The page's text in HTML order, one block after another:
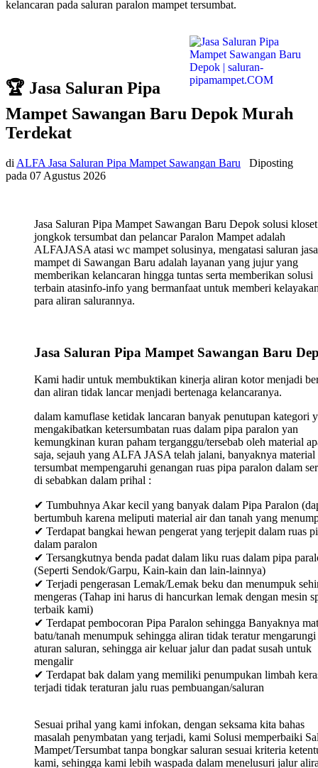
kelancaran pada saluran paralon mampet tersumbat.
🏆 Jasa Saluran Pipa
Mampet Sawangan Baru Depok Murah
Terdekat
di ALFA Jasa Saluran Pipa Mampet Sawangan Baru
Diposting
pada 07 Agustus 2026
Jasa Saluran Pipa Mampet Sawangan Baru Depok solusi kloset
jongkok tersumbat dan pelancar Paralon Mampet adalah
ALFAJASA atasi wc mampet solusinya, mengatasi saluran jasa
mampet di Sawangan Baru adalah layanan yang jujur yang
memberikan kelancaran hingga tuntas serta memberikan solusi
terbain atasinfo-info yang bermanfaat untuk memberi
para aliran salurannya.
Jasa Saluran Pipa Mampet Sawangan Baru
Kami hadir untuk membuktikan kinerja aliran kotor menjadi
dan aliran tidak lancar menjadi bertenaga kelancaranya.
dalam kamuflase ketidak lancaran banyak penutupan kategori
mengakibatkan ketersumbatan ruas dalam pipa paralon yan
kemungkinan kuran paham terganggu/tersebab oleh material
saja, sejauh yang ALFA JASA telah jalani, banyaknya material
tersumbat mempengaruhi genangan ruas pipa paralon dalam
di sebabkan dalam prihal :
✔ Tumbuhnya Akar kecil yang banyak dalam Pipa Paralon
bertumbuh karena meliputi material air dan tanah yang
✔ Terdapat bangkai hewan pengerat yang terjepit dalam ruas
dalam paralon
✔ Tersangkutnya benda padat dalam liku ruas dalam pipa
(Seperti Sendok/Garpu, Kain-kain dan lain-lainnya)
✔ Terjadi pengerasan Lemak/Lemak beku dan menumpuk
mengeras (Tahap ini harus di hancurkan lemak dengan mesin
terbaik kami)
✔ Terdapat pembocoran Pipa Paralon sehingga Banyaknya
batu/tanah menumpuk sehingga aliran tidak teratur mengarungi
aturan saluran, sehingga air keluar jalur dan padat susah untuk
mengalir
✔ Terdapat bak dalam yang memiliki penumpukan limbah
terjadi tidak teraturan jalu ruas pembuangan/saluran
Sesuai prihal yang kami infokan, dengan seksama kita bahas
masalah penymbatan yang terjadi, kami Solusi memperbaiki
Mampet/Tersumbat tanpa bongkar saluran sesuai kriteria
kami, sehingga kami lebih waspada dalam menelusuri jalur